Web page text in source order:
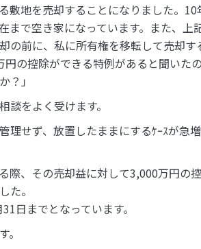
敷地を売却することになりました。
まで空き家になっています。また、上
の前に、私に所有権を移転して売却す
の控除ができる特例があると聞いた
？」
をよく受けます。
理せず、放置したままにするｹｰｽが急
際、その売却益に対して3,000万円の
た。
日までとなっています。